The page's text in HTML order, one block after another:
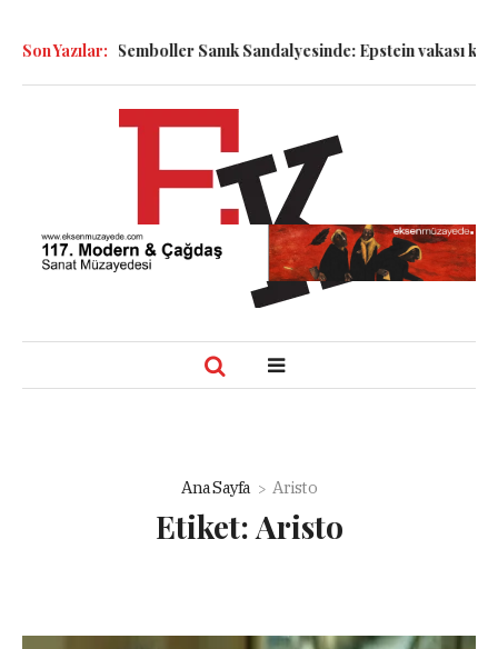
Son Yazılar:
Bakmak! Semboller Sanık Sandalyesinde: Epstein vakası kadim
Ana Sayfa Aristo
Etiket:Aristo